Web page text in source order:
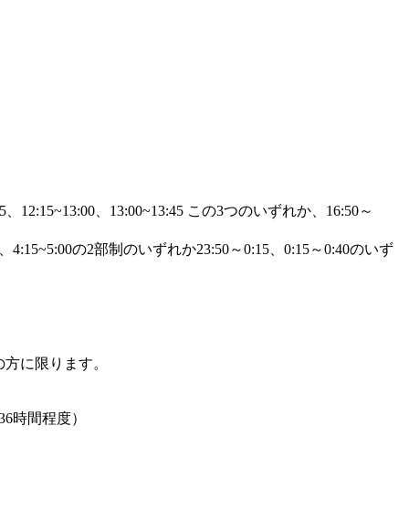
、13:00~13:45 この3つのいずれか、16:50～
の2部制のいずれか23:50～0:15、0:15～0:40のいず
に限ります。
時間程度）